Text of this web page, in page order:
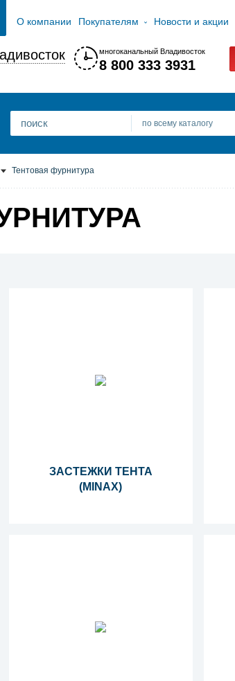
О компании Покупателям Новости и акции
многоканальный Владивосток
8 800 333 3931
по всему каталогу
Тентовая фурнитура
ЗАСТЕЖКИ ТЕНТА
(MINAX)